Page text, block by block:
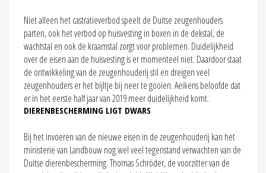
Niet alleen het castratieverbod speelt de Duitse zeugenhouders
parten, ook het verbod op huisvesting in boxen in de dekstal, de
wachtstal en ook de kraamstal zorgt voor problemen. Duidelijkheid
over de eisen aan de huisvesting is er momenteel niet. Daardoor staat
de ontwikkeling van de zeugenhouderij stil en dreigen veel
zeugenhouders er het bijltje bij neer te gooien. Aeikens beloofde dat
er in het eerste half jaar van 2019 meer duidelijkheid komt.
DIERENBESCHERMING LIGT DWARS
Bij het invoeren van de nieuwe eisen in de zeugenhouderij kan het
ministerie van Landbouw nog wel veel tegenstand verwachten van de
Duitse dierenbescherming. Thomas Schröder, de voorzitter van de